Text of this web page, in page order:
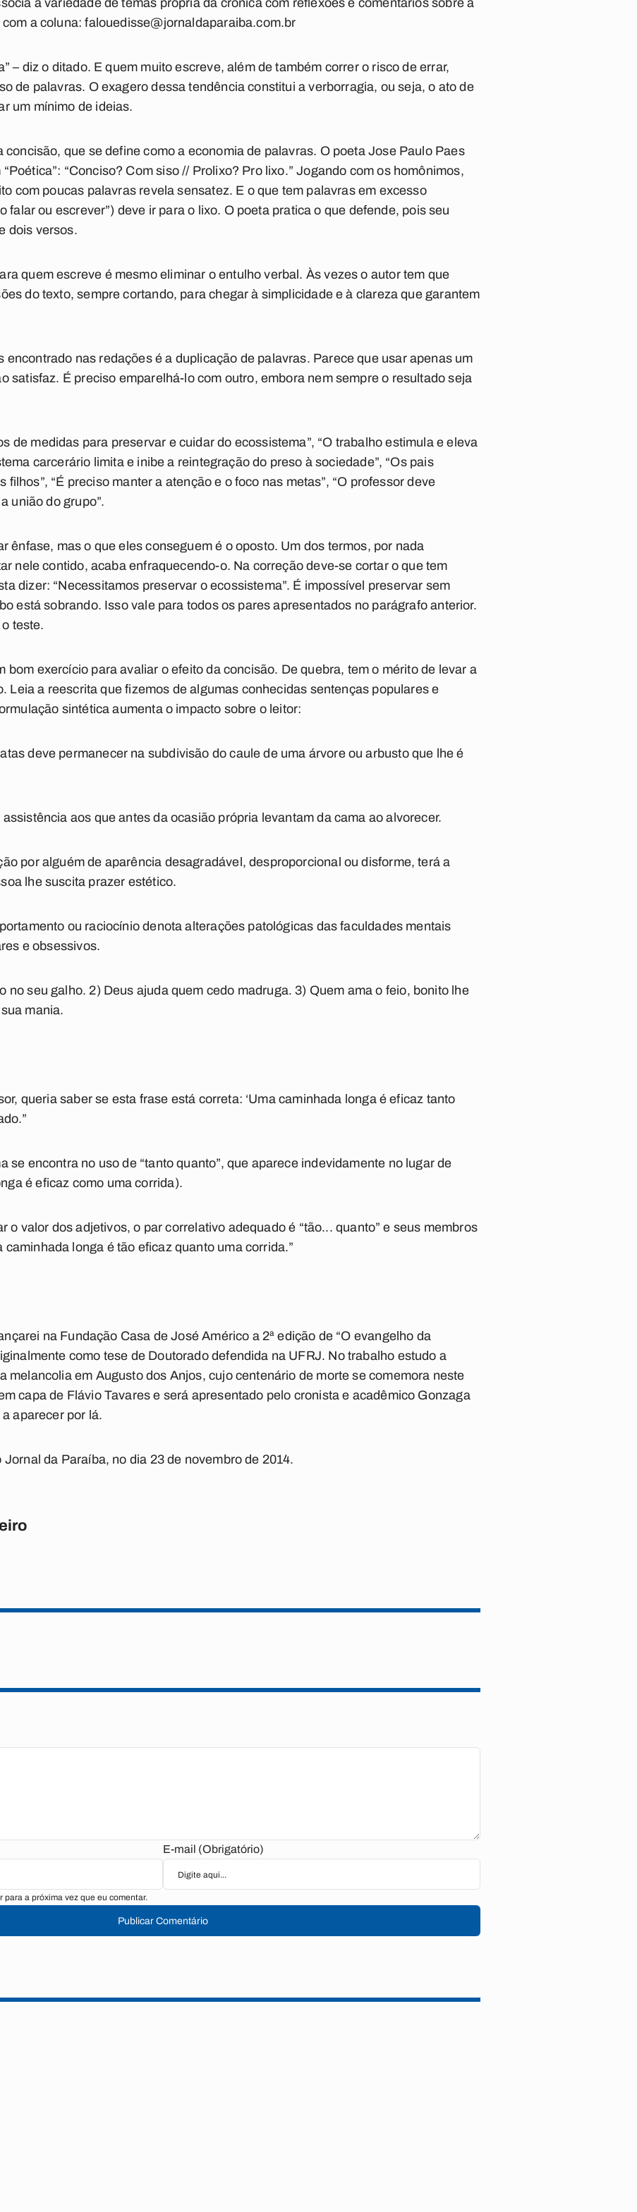
a variedade de temas própria da crônica com reflexões e comentários sobre a
com a coluna:falouedisse@jornaldaparaiba.com.br
– diz o ditado. E quem muito escreve, além de também correr o risco de errar,
de palavras. O exagero dessa tendência constitui a verborragia, ou seja, o ato de
um mínimo de ideias.
concisão, que se define como a economia de palavras. O poeta Jose Paulo Paes
“Conciso? Com siso // Prolixo? Pro lixo.” Jogando com os homônimos,
com poucas palavras revela sensatez. E o que tem palavras em excesso
falar ou escrever”) deve ir para o lixo. O poeta pratica o que defende, pois seu
dois versos.
quem escreve é mesmo eliminar o entulho verbal. Às vezes o autor tem que
do texto, sempre cortando, para chegar à simplicidade e à clareza que garantem
encontrado nas redações é a duplicação de palavras. Parece que usar apenas um
satisfaz. É preciso emparelhá-lo com outro, embora nem sempre o resultado seja
de medidas para preservar e cuidar do ecossistema”, “O trabalho estimula e eleva
carcerário limita e inibe a reintegração do preso à sociedade”, “Os pais
filhos”, “É preciso manter a atenção e o foco nas metas”, “O professor deve
união do grupo”.
ênfase, mas o que eles conseguem é o oposto. Um dos termos, por nada
nele contido, acaba enfraquecendo-o. Na correção deve-se cortar o que tem
dizer: “Necessitamos preservar o ecossistema”. É impossível preservar sem
está sobrando. Isso vale para todos os pares apresentados no parágrafo anterior.
teste.
bom exercício para avaliar o efeito da concisão. De quebra, tem o mérito de levar a
Leia a reescrita que fizemos de algumas conhecidas sentenças populares e
sintética aumenta o impacto sobre o leitor:
deve permanecer na subdivisão do caule de uma árvore ou arbusto que lhe é
aos que antes da ocasião própria levantam da cama ao alvorecer.
por alguém de aparência desagradável, desproporcional ou disforme, terá a
lhe suscita prazer estético.
ou raciocínio denota alterações patológicas das faculdades mentais
e obsessivos.
no seu galho. 2) Deus ajuda quem cedo madruga. 3) Quem ama o feio, bonito lhe
mania.
queria saber se esta frase está correta: ‘Uma caminhada longa é eficaz tanto
se encontra no uso de “tanto quanto”, que aparece indevidamente no lugar de
é eficaz como uma corrida).
o valor dos adjetivos, o par correlativo adequado é “tão... quanto” e seus membros
caminhada longa é tão eficaz quanto uma corrida.”
na Fundação Casa de José Américo a 2ª edição de “O evangelho da
como tese de Doutorado defendida na UFRJ. No trabalho estudo a
melancolia em Augusto dos Anjos, cujo centenário de morte se comemora neste
capa de Flávio Tavares e será apresentado pelo cronista e acadêmico Gonzaga
aparecer por lá.
da Paraíba, no dia 23 de novembro de 2014.
E-mail (Obrigatório)
a próxima vez que eu comentar.
Publicar Comentário